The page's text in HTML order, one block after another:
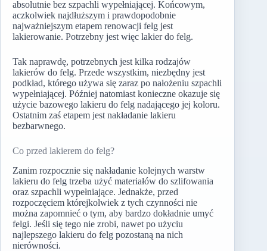
absolutnie bez szpachli wypełniającej. Końcowym,
aczkolwiek najdłuższym i prawdopodobnie
najważniejszym etapem renowacji felg jest
lakierowanie. Potrzebny jest więc lakier do felg.
Tak naprawdę, potrzebnych jest kilka rodzajów
lakierów do felg. Przede wszystkim, niezbędny jest
podkład, którego używa się zaraz po nałożeniu szpachli
wypełniającej. Później natomiast konieczne okazuje się
użycie bazowego lakieru do felg nadającego jej koloru.
Ostatnim zaś etapem jest nakładanie lakieru
bezbarwnego.
Co przed lakierem do felg?
Zanim rozpocznie się nakładanie kolejnych warstw
lakieru do felg trzeba użyć materiałów do szlifowania
oraz szpachli wypełniające. Jednakże, przed
rozpoczęciem którejkolwiek z tych czynności nie
można zapomnieć o tym, aby bardzo dokładnie umyć
felgi. Jeśli się tego nie zrobi, nawet po użyciu
najlepszego lakieru do felg pozostaną na nich
nierówności.